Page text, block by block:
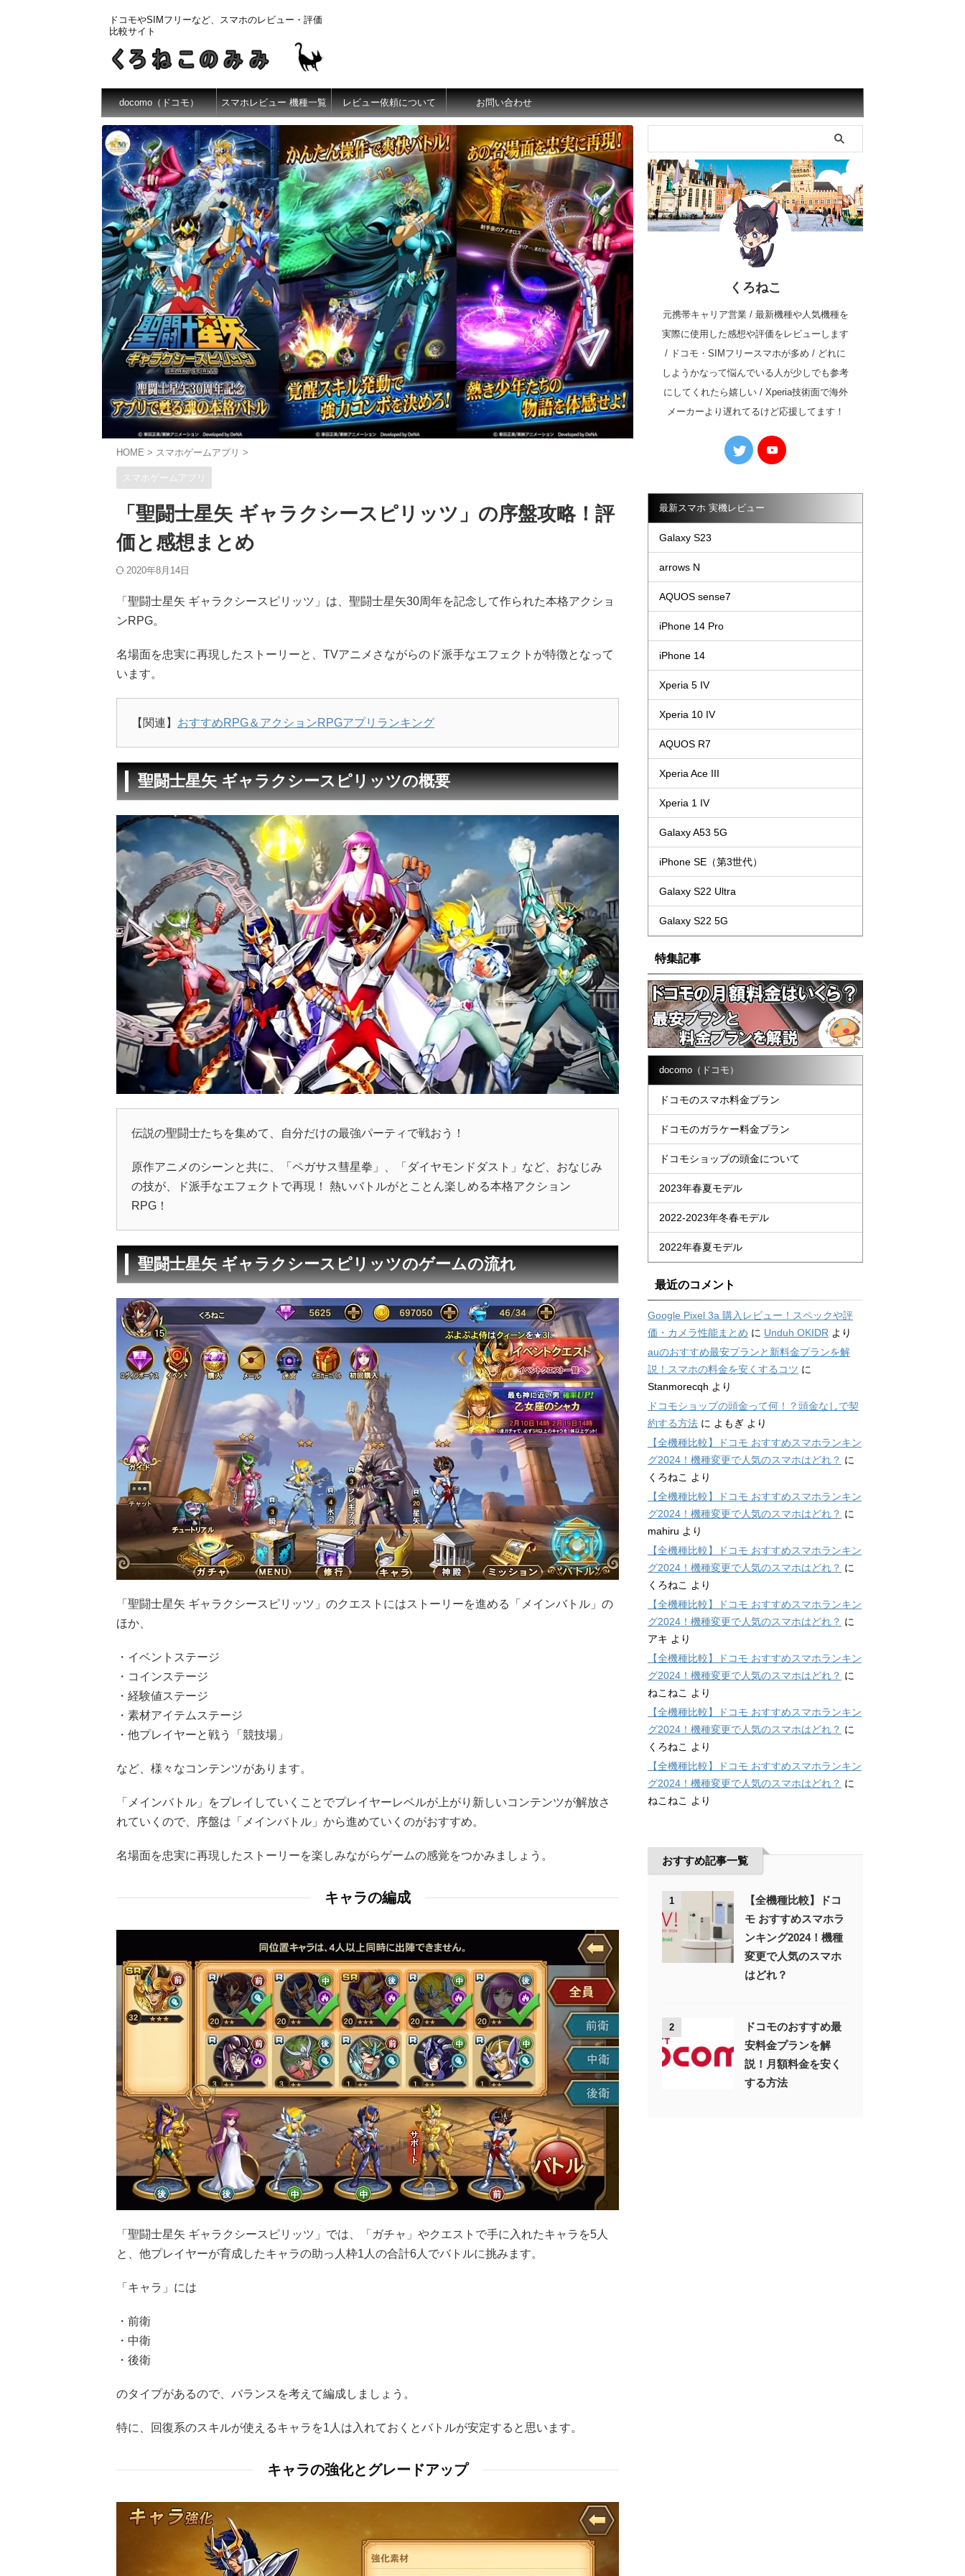
ドコモやSIMフリーなど、スマホのレビュー・評価
比較サイト
docomo（ドコモ） スマホレビュー 機種一覧 レビュー依頼について お問い合わせ
HOME > スマホゲームアプリ >
スマホゲームアプリ
「聖闘士星矢 ギャラクシースピリッツ」の序盤攻略！評
価と感想まとめ
2020年8月14日
「聖闘士星矢 ギャラクシースピリッツ」は、聖闘士星矢30周年を記念して作られた本格アクショ
ンRPG。
名場面を忠実に再現したストーリーと、TVアニメさながらのド派手なエフェクトが特徴となって
います。
【関連】 おすすめRPG＆アクションRPGアプリランキング
聖闘士星矢 ギャラクシースピリッツの概要
伝説の聖闘士たちを集めて、自分だけの最強パーティで戦おう！
原作アニメのシーンと共に、「ペガサス彗星拳」、「ダイヤモンドダスト」など、おなじみ
の技が、ド派手なエフェクトで再現！ 熱いバトルがとことん楽しめる本格アクション
RPG！
聖闘士星矢 ギャラクシースピリッツのゲームの流れ
「聖闘士星矢 ギャラクシースピリッツ」のクエストにはストーリーを進める「メインバトル」の
ほか、
・イベントステージ
・コインステージ
・経験値ステージ
・素材アイテムステージ
・他プレイヤーと戦う「競技場」
など、様々なコンテンツがあります。
「メインバトル」をプレイしていくことでプレイヤーレベルが上がり新しいコンテンツが解放さ
れていくので、序盤は「メインバトル」から進めていくのがおすすめ。
名場面を忠実に再現したストーリーを楽しみながらゲームの感覚をつかみましょう。
キャラの編成
「聖闘士星矢 ギャラクシースピリッツ」では、「ガチャ」やクエストで手に入れたキャラを5人
と、他プレイヤーが育成したキャラの助っ人枠1人の合計6人でバトルに挑みます。
「キャラ」には
・前衛
・中衛
・後衛
のタイプがあるので、バランスを考えて編成しましょう。
特に、回復系のスキルが使えるキャラを1人は入れておくとバトルが安定すると思います。
キャラの強化とグレードアップ
くろねこ
元携帯キャリア営業 / 最新機種や人気機種を
実際に使用した感想や評価をレビューします
/ ドコモ・SIMフリースマホが多め / どれに
しようかなって悩んでいる人が少しでも参考
にしてくれたら嬉しい / Xperia技術面で海外
メーカーより遅れてるけど応援してます！
最新スマホ 実機レビュー
Galaxy S23
arrows N
AQUOS sense7
iPhone 14 Pro
iPhone 14
Xperia 5 IV
Xperia 10 IV
AQUOS R7
Xperia Ace III
Xperia 1 IV
Galaxy A53 5G
iPhone SE（第3世代）
Galaxy S22 Ultra
Galaxy S22 5G
特集記事
docomo（ドコモ）
ドコモのスマホ料金プラン
ドコモのガラケー料金プラン
ドコモショップの頭金について
2023年春夏モデル
2022-2023年冬春モデル
2022年春夏モデル
最近のコメント
Google Pixel 3a 購入レビュー！スペックや評
価・カメラ性能まとめ に Unduh OKIDR より
auのおすすめ最安プランと新料金プランを解
説！スマホの料金を安くするコツ に
Stanmorecqh より
ドコモショップの頭金って何！？頭金なしで契
約する方法 に よもぎ より
【全機種比較】ドコモ おすすめスマホランキン
グ2024！機種変更で人気のスマホはどれ？ に
くろねこ
より
【全機種比較】ドコモ おすすめスマホランキン
グ2024！機種変更で人気のスマホはどれ？ に
mahiru より
【全機種比較】ドコモ おすすめスマホランキン
グ2024！機種変更で人気のスマホはどれ？ に
くろねこ
より
【全機種比較】ドコモ おすすめスマホランキン
グ2024！機種変更で人気のスマホはどれ？ に
アキ より
【全機種比較】ドコモ おすすめスマホランキン
グ2024！機種変更で人気のスマホはどれ？ に
ねこねこ
より
【全機種比較】ドコモ おすすめスマホランキン
グ2024！機種変更で人気のスマホはどれ？ に
くろねこ
より
【全機種比較】ドコモ おすすめスマホランキン
グ2024！機種変更で人気のスマホはどれ？ に
ねこねこ
より
おすすめ記事一覧
1
【全機種比較】ドコ
モ おすすめスマホラ
ンキング2024！機種
変更で人気のスマホ
はどれ？
2
ドコモのおすすめ最
安料金プランを解
説！月額料金を安く
する方法